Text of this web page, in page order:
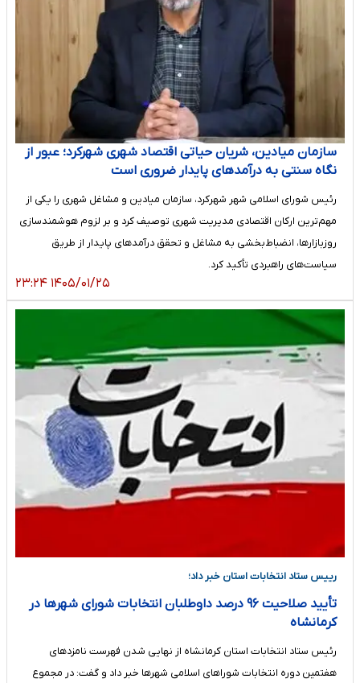
سازمان میادین، شریان حیاتی اقتصاد شهری شهرکرد؛ عبور از
نگاه سنتی به درآمدهای پایدار ضروری است
رئیس شورای اسلامی شهر شهرکرد، سازمان میادین و مشاغل شهری را یکی از
مهم‌ترین ارکان اقتصادی مدیریت شهری توصیف کرد و بر لزوم هوشمندسازی
روزبازارها، انضباط‌بخشی به مشاغل و تحقق درآمدهای پایدار از طریق
سیاست‌های راهبردی تأکید کرد.
۱۴۰۵/۰۱/۲۵ ۲۳:۲۴
رییس ستاد انتخابات استان خبر داد؛
تأیید صلاحیت ۹۶ درصد داوطلبان انتخابات شورای شهرها در
کرمانشاه
رئیس ستاد انتخابات استان کرمانشاه از نهایی شدن فهرست نامزدهای
هفتمین دوره انتخابات شوراهای اسلامی شهرها خبر داد و گفت: در مجموع